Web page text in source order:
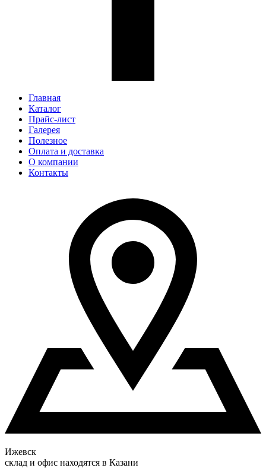
Главная
Каталог
Прайс-лист
Галерея
Полезное
Оплата и доставка
О компании
Контакты
Ижевск
склад и офис находятся в Казани